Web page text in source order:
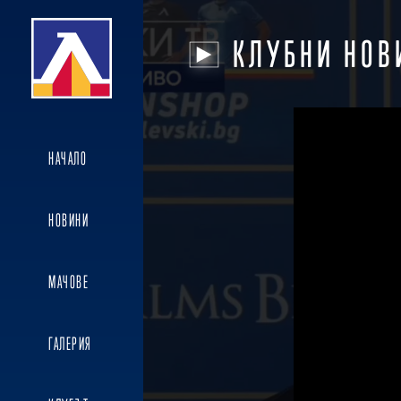
НАЧАЛО
НОВИНИ
МАЧОВЕ
ГАЛЕРИЯ
КЛУБНИ